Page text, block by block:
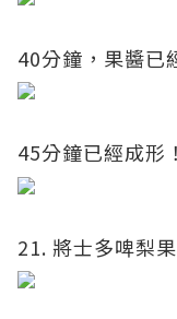
40分鐘，果醬已
45分鐘已經成形！
21. 將士多啤梨